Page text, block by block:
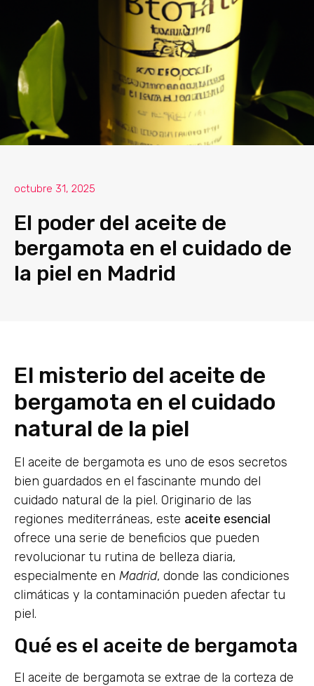
octubre 31, 2025
El poder del aceite de
bergamota en el cuidado de
la piel en Madrid
El misterio del aceite de
bergamota en el cuidado
natural de la piel
El aceite de bergamota es uno de esos secretos
bien guardados en el fascinante mundo del
cuidado natural de la piel. Originario de las
regiones mediterráneas, este aceite esencial
ofrece una serie de beneficios que pueden
revolucionar tu rutina de belleza diaria,
especialmente en Madrid, donde las condiciones
climáticas y la contaminación pueden afectar tu
piel.
Qué es el aceite de bergamota
El aceite de bergamota se extrae de la corteza de